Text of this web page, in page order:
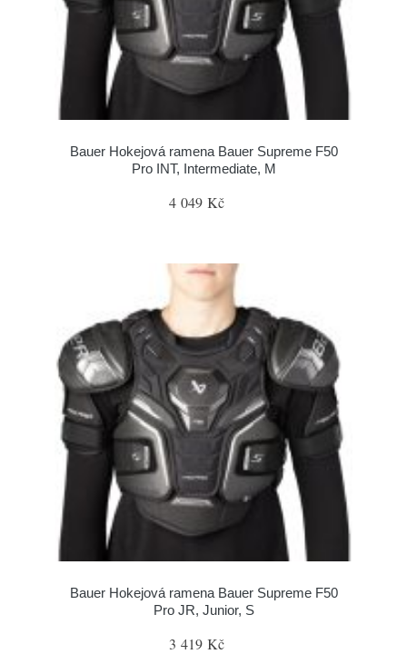
Bauer Hokejová ramena Bauer Supreme F50
Pro INT, Intermediate, M
4 049 Kč
Bauer Hokejová ramena Bauer Supreme F50
Pro JR, Junior, S
3 419 Kč